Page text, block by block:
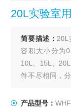
20L实验室
简要描述： 20L
容积大小分为
10L、15L、
件不尽相同，
推进式、自吸
产品型号：